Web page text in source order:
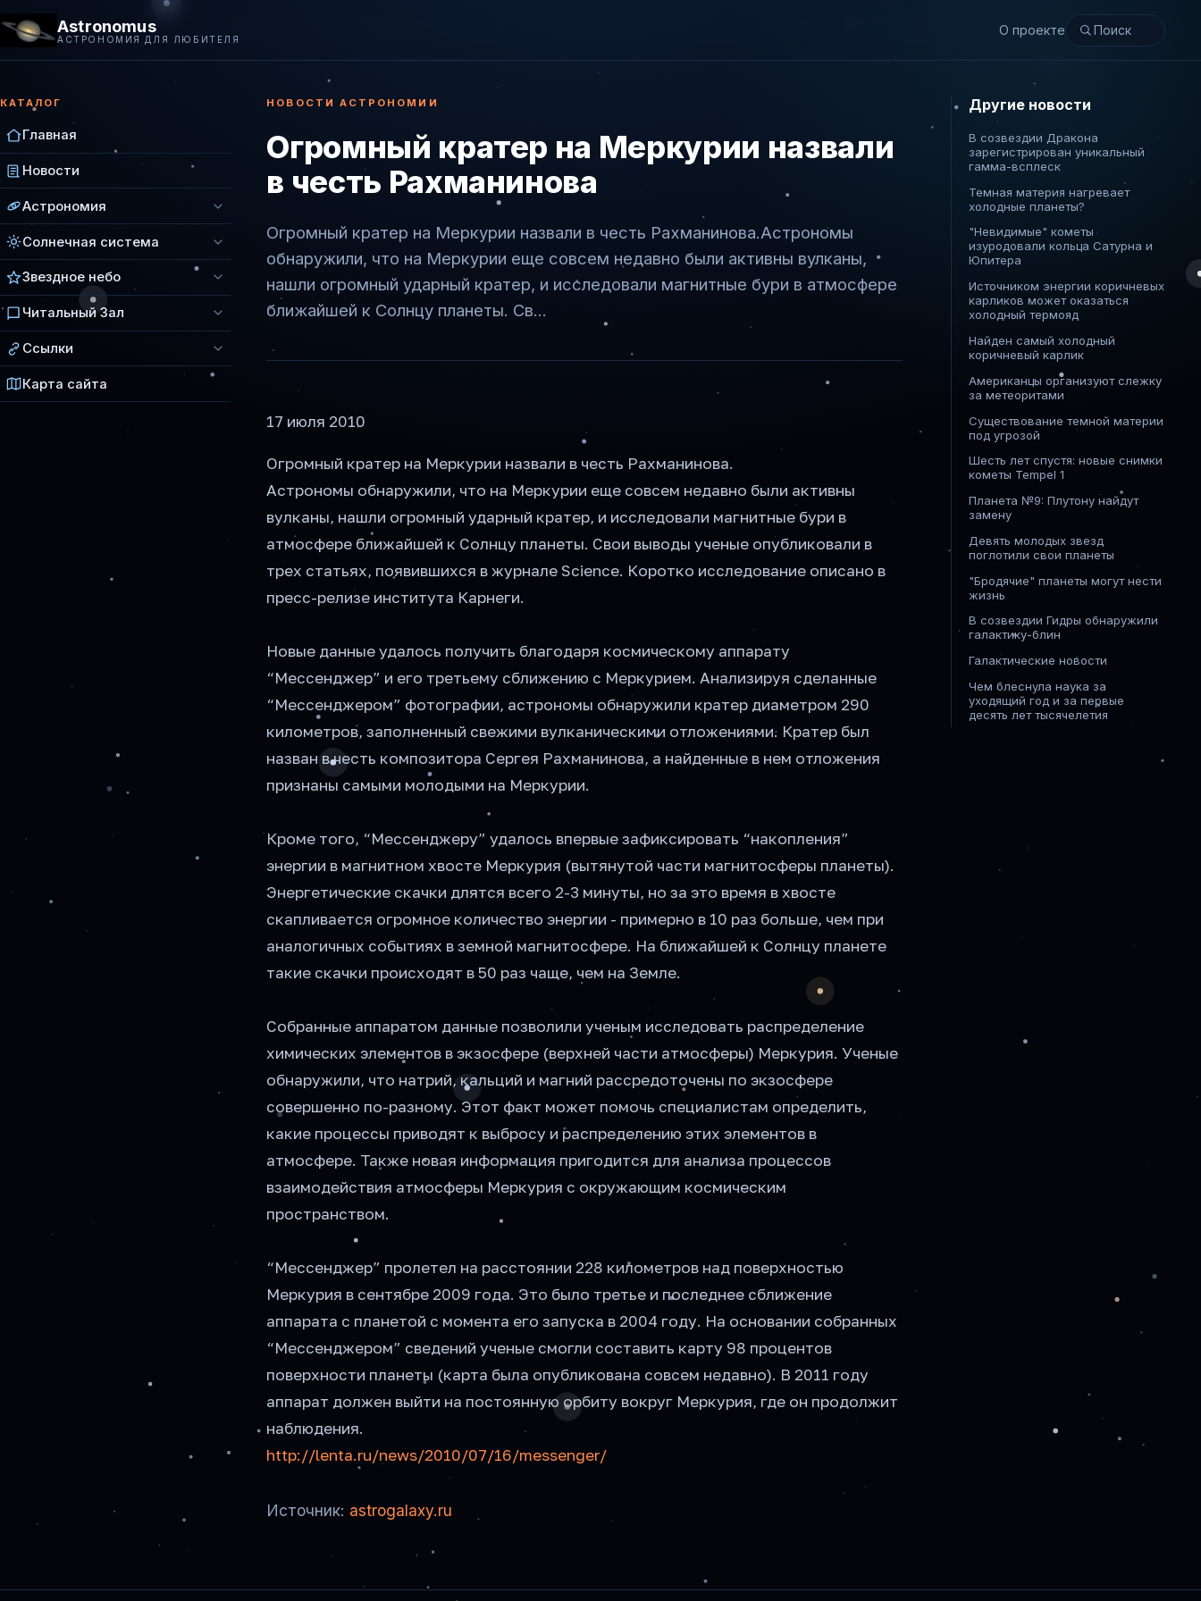
Astronomus
АСТРОНОМИЯ ДЛЯ ЛЮБИТЕЛЯ
О проекте
КАТАЛОГ
Главная
Новости
Астрономия
Солнечная система
Звездное небо
Читальный Зал
Ссылки
Карта сайта
НОВОСТИ АСТРОНОМИИ
Огромный кратер на Меркурии назвали
в честь Рахманинова
Огромный кратер на Меркурии назвали в честь Рахманинова.Астрономы
обнаружили, что на Меркурии еще совсем недавно были активны вулканы,
нашли огромный ударный кратер, и исследовали магнитные бури в атмосфере
ближайшей к Солнцу планеты. Св...
17 июля 2010
Огромный кратер на Меркурии назвали в честь Рахманинова.
Астрономы обнаружили, что на Меркурии еще совсем недавно были активны
вулканы, нашли огромный ударный кратер, и исследовали магнитные бури в
атмосфере ближайшей к Солнцу планеты. Свои выводы ученые опубликовали в
трех статьях, появившихся в журнале Science. Коротко исследование описано в
пресс-релизе института Карнеги.
Новые данные удалось получить благодаря космическому аппарату
“Мессенджер” и его третьему сближению с Меркурием. Анализируя сделанные
“Мессенджером” фотографии, астрономы обнаружили кратер диаметром 290
километров, заполненный свежими вулканическими отложениями. Кратер был
назван в честь композитора Сергея Рахманинова, а найденные в нем отложения
признаны самыми молодыми на Меркурии.
Кроме того, “Мессенджеру” удалось впервые зафиксировать “накопления”
энергии в магнитном хвосте Меркурия (вытянутой части магнитосферы планеты).
Энергетические скачки длятся всего 2-3 минуты, но за это время в хвосте
скапливается огромное количество энергии - примерно в 10 раз больше, чем при
аналогичных событиях в земной магнитосфере. На ближайшей к Солнцу планете
такие скачки происходят в 50 раз чаще, чем на Земле.
Собранные аппаратом данные позволили ученым исследовать распределение
химических элементов в экзосфере (верхней части атмосферы) Меркурия. Ученые
обнаружили, что натрий, кальций и магний рассредоточены по экзосфере
совершенно по-разному. Этот факт может помочь специалистам определить,
какие процессы приводят к выбросу и распределению этих элементов в
атмосфере. Также новая информация пригодится для анализа процессов
взаимодействия атмосферы Меркурия с окружающим космическим
пространством.
“Мессенджер” пролетел на расстоянии 228 километров над поверхностью
Меркурия в сентябре 2009 года. Это было третье и последнее сближение
аппарата с планетой с момента его запуска в 2004 году. На основании собранных
“Мессенджером” сведений ученые смогли составить карту 98 процентов
поверхности планеты (карта была опубликована совсем недавно). В 2011 году
аппарат должен выйти на постоянную орбиту вокруг Меркурия, где он продолжит
наблюдения.
http://lenta.ru/news/2010/07/16/messenger/
Источник: astrogalaxy.ru
Другие новости
В созвездии Дракона
зарегистрирован уникальный
гамма-всплеск
Темная материя нагревает
холодные планеты?
"Невидимые" кометы
изуродовали кольца Сатурна и
Юпитера
Источником энергии коричневых
карликов может оказаться
холодный термояд
Найден самый холодный
коричневый карлик
Американцы организуют слежку
за метеоритами
Существование темной материи
под угрозой
Шесть лет спустя: новые снимки
кометы Tempel 1
Планета №9: Плутону найдут
замену
Девять молодых звезд
поглотили свои планеты
"Бродячие" планеты могут нести
жизнь
В созвездии Гидры обнаружили
галактику-блин
Галактические новости
Чем блеснула наука за
уходящий год и за первые
десять лет тысячелетия